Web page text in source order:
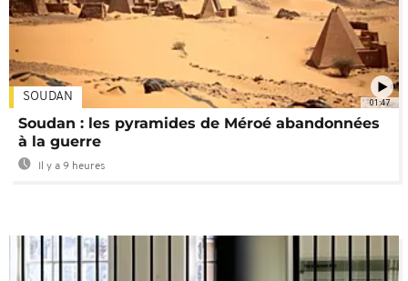
01:47
SOUDAN
Soudan : les pyramides de Méroé abandonnées
à la guerre
Il y a 9 heures